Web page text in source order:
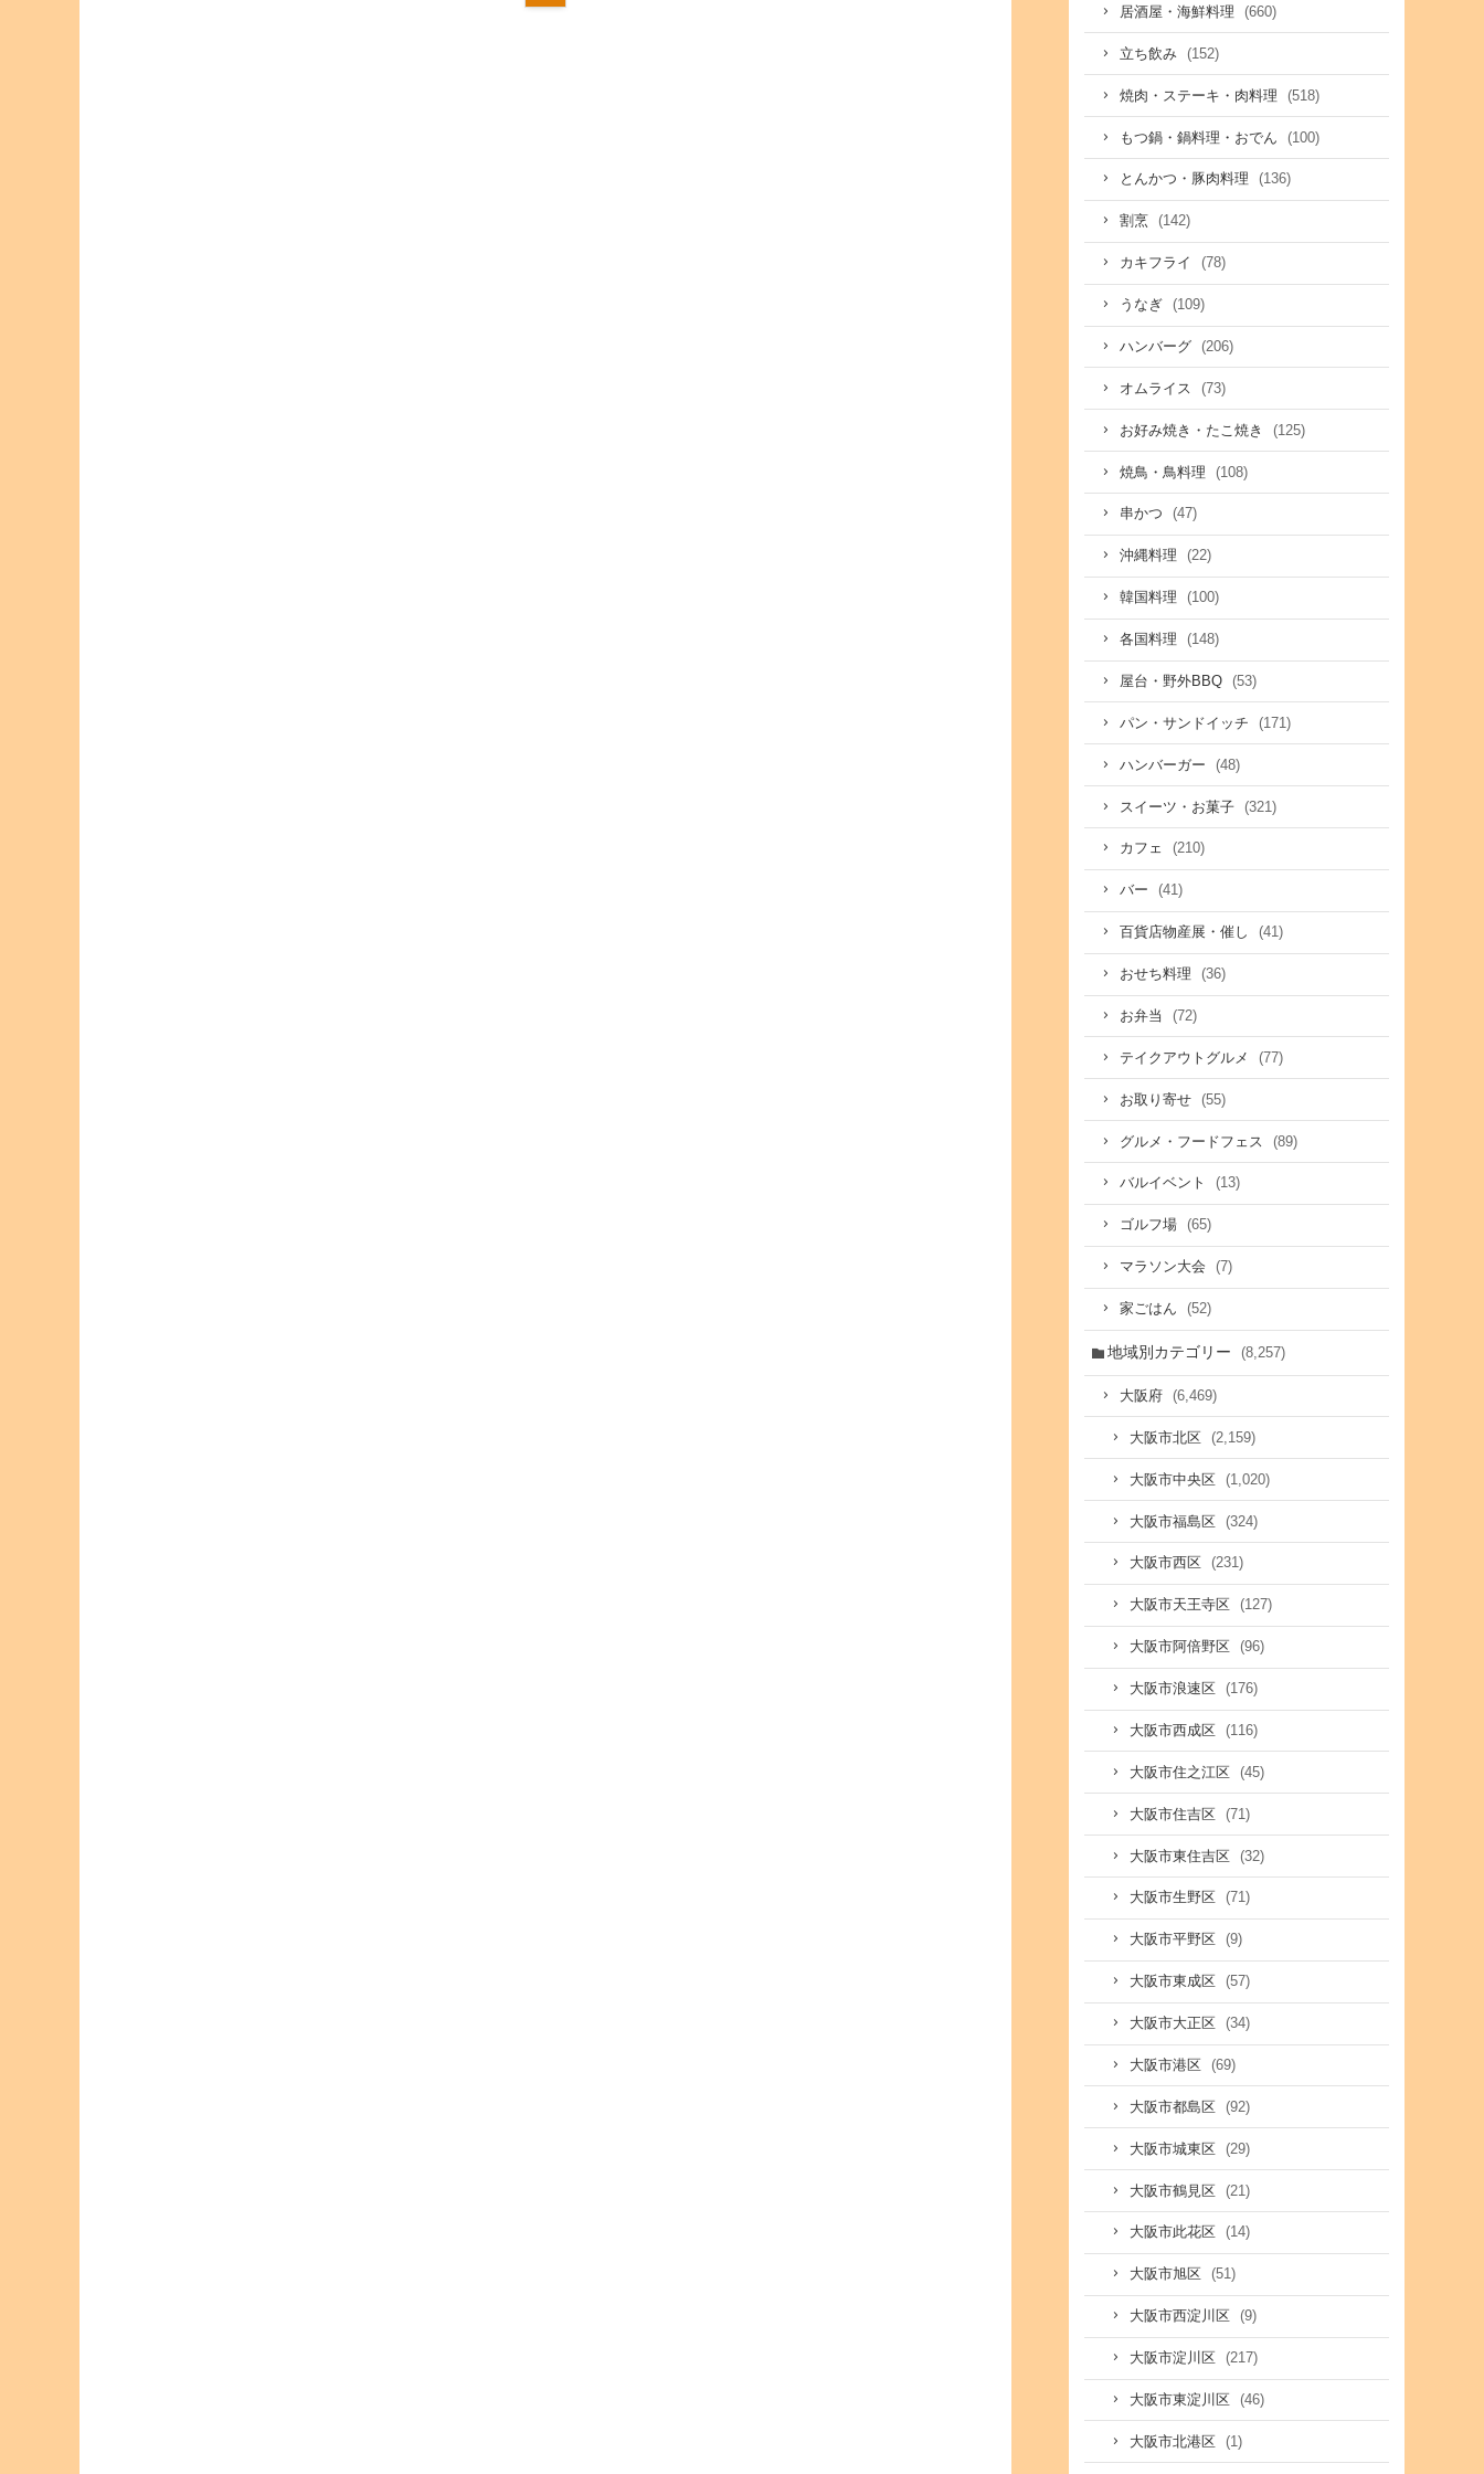
居酒屋・海鮮料理 (660)
立ち飲み (152)
焼肉・ステーキ・肉料理 (518)
もつ鍋・鍋料理・おでん (100)
とんかつ・豚肉料理 (136)
割烹 (142)
カキフライ (78)
うなぎ (109)
ハンバーグ (206)
オムライス (73)
お好み焼き・たこ焼き (125)
焼鳥・鳥料理 (108)
串かつ (47)
沖縄料理 (22)
韓国料理 (100)
各国料理 (148)
屋台・野外BBQ (53)
パン・サンドイッチ (171)
ハンバーガー (48)
スイーツ・お菓子 (321)
カフェ (210)
バー (41)
百貨店物産展・催し (41)
おせち料理 (36)
お弁当 (72)
テイクアウトグルメ (77)
お取り寄せ (55)
グルメ・フードフェス (89)
バルイベント (13)
ゴルフ場 (65)
マラソン大会 (7)
家ごはん (52)
地域別カテゴリー (8,257)
大阪府 (6,469)
大阪市北区 (2,159)
大阪市中央区 (1,020)
大阪市福島区 (324)
大阪市西区 (231)
大阪市天王寺区 (127)
大阪市阿倍野区 (96)
大阪市浪速区 (176)
大阪市西成区 (116)
大阪市住之江区 (45)
大阪市住吉区 (71)
大阪市東住吉区 (32)
大阪市生野区 (71)
大阪市平野区 (9)
大阪市東成区 (57)
大阪市大正区 (34)
大阪市港区 (69)
大阪市都島区 (92)
大阪市城東区 (29)
大阪市鶴見区 (21)
大阪市此花区 (14)
大阪市旭区 (51)
大阪市西淀川区 (9)
大阪市淀川区 (217)
大阪市東淀川区 (46)
大阪市北港区 (1)